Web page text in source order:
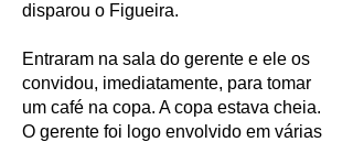
disparou o Figueira.
Entraram na sala do gerente e ele os
convidou, imediatamente, para tomar
um café na copa. A copa estava cheia.
O gerente foi logo envolvido em várias